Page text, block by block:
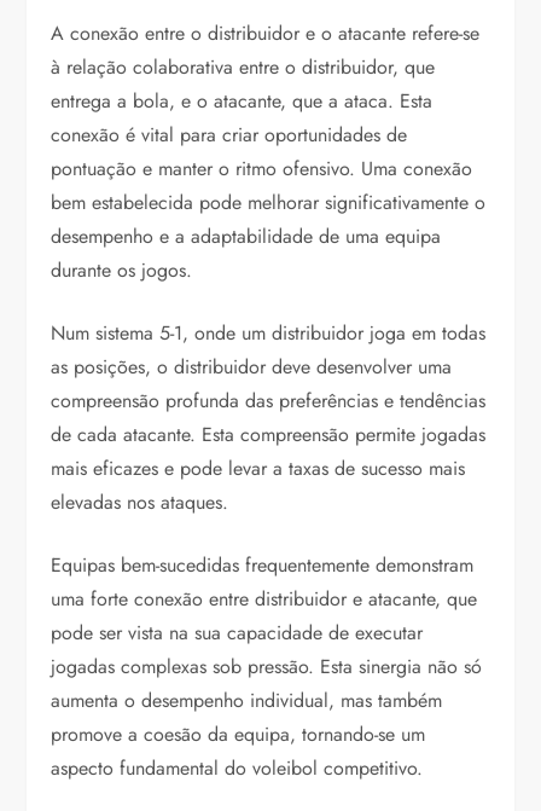
A conexão entre o distribuidor e o atacante refere-se
à relação colaborativa entre o distribuidor, que
entrega a bola, e o atacante, que a ataca. Esta
conexão é vital para criar oportunidades de
pontuação e manter o ritmo ofensivo. Uma conexão
bem estabelecida pode melhorar significativamente o
desempenho e a adaptabilidade de uma equipa
durante os jogos.
Num sistema 5-1, onde um distribuidor joga em todas
as posições, o distribuidor deve desenvolver uma
compreensão profunda das preferências e tendências
de cada atacante. Esta compreensão permite jogadas
mais eficazes e pode levar a taxas de sucesso mais
elevadas nos ataques.
Equipas bem-sucedidas frequentemente demonstram
uma forte conexão entre distribuidor e atacante, que
pode ser vista na sua capacidade de executar
jogadas complexas sob pressão. Esta sinergia não só
aumenta o desempenho individual, mas também
promove a coesão da equipa, tornando-se um
aspecto fundamental do voleibol competitivo.